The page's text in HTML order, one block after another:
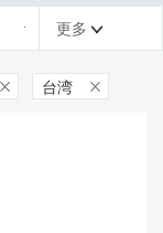
更多 
 台湾 